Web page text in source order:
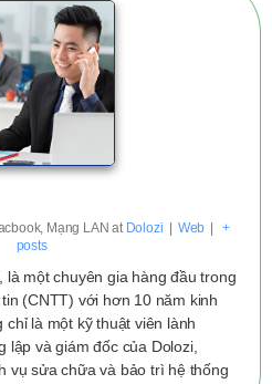
Mạng LAN at Dolozi | Web |
+
posts
một chuyên gia hàng đầu trong
(CNTT) với hơn 10 năm kinh
là một kỹ thuật viên lành
lập và giám đốc của Dolozi,
vụ sửa chữa và bảo trì hệ thống